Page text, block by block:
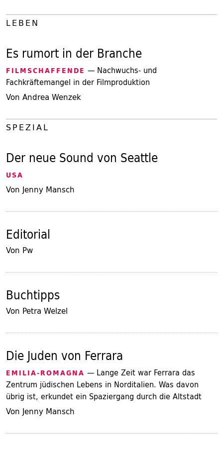
LEBEN
Es rumort in der Branche
FILMSCHAFFENDE — Nachwuchs- und
Fachkräftemangel in der Filmproduktion
Von Andrea Wenzek
SPEZIAL
Der neue Sound von Seattle
USA
Von Jenny Mansch
Editorial
Von Pw
Buchtipps
Von Petra Welzel
Die Juden von Ferrara
EMILIA-ROMAGNA — Lange Zeit war Ferrara das
Zentrum jüdischen Lebens in Norditalien. Was davon
übrig ist, erkundet ein Spaziergang durch die Altstadt
Von Jenny Mansch